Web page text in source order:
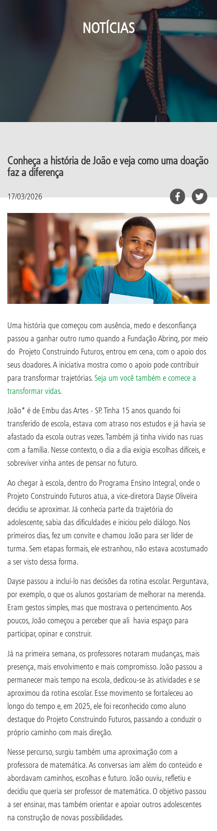
NOTÍCIAS
Conheça a história de João e veja como uma doação
faz a diferença
17/03/2026
Uma história que começou com ausência, medo e desconfiança
passou a ganhar outro rumo quando a Fundação Abrinq, por meio
do Projeto Construindo Futuros, entrou em cena, com o apoio dos
seus doadores. A iniciativa mostra como o apoio pode contribuir
para transformar trajetórias. Seja um você também e comece a
transformar vidas.
João* é de Embu das Artes - SP. Tinha 15 anos quando foi
transferido de escola, estava com atraso nos estudos e já havia se
afastado da escola outras vezes. Também já tinha vivido nas ruas
com a família. Nesse contexto, o dia a dia exigia escolhas difíceis, e
sobreviver vinha antes de pensar no futuro.
Ao chegar à escola, dentro do Programa Ensino Integral, onde o
Projeto Construindo Futuros atua, a vice-diretora Dayse Oliveira
decidiu se aproximar. Já conhecia parte da trajetória do
adolescente, sabia das dificuldades e iniciou pelo diálogo. Nos
primeiros dias, fez um convite e chamou João para ser líder de
turma. Sem etapas formais, ele estranhou, não estava acostumado
a ser visto dessa forma.
Dayse passou a incluí-lo nas decisões da rotina escolar. Perguntava,
por exemplo, o que os alunos gostariam de melhorar na merenda.
Eram gestos simples, mas que mostrava o pertencimento. Aos
poucos, João começou a perceber que ali havia espaço para
participar, opinar e construir.
Já na primeira semana, os professores notaram mudanças, mais
presença, mais envolvimento e mais compromisso. João passou a
permanecer mais tempo na escola, dedicou-se às atividades e se
aproximou da rotina escolar. Esse movimento se fortaleceu ao
longo do tempo e, em 2025, ele foi reconhecido como aluno
destaque do Projeto Construindo Futuros, passando a conduzir o
próprio caminho com mais direção.
Nesse percurso, surgiu também uma aproximação com a
professora de matemática. As conversas iam além do conteúdo e
abordavam caminhos, escolhas e futuro. João ouviu, refletiu e
decidiu que queria ser professor de matemática. O objetivo passou
a ser ensinar, mas também orientar e apoiar outros adolescentes
na construção de novas possibilidades.